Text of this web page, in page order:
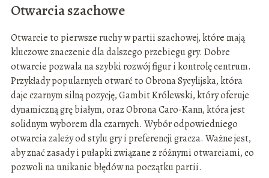
Otwarcia szachowe
Otwarcie to pierwsze ruchy w partii szachowej, które mają
kluczowe znaczenie dla dalszego przebiegu gry. Dobre
otwarcie pozwala na szybki rozwój figur i kontrolę centrum.
Przykłady popularnych otwarć to Obrona Sycylijska, która
daje czarnym silną pozycję, Gambit Królewski, który oferuje
dynamiczną grę białym, oraz Obrona Caro-Kann, która jest
solidnym wyborem dla czarnych. Wybór odpowiedniego
otwarcia zależy od stylu gry i preferencji gracza. Ważne jest,
aby znać zasady i pułapki związane z różnymi otwarciami, co
pozwoli na unikanie błędów na początku partii.